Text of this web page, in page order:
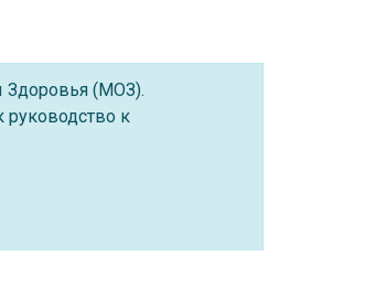
Здоровья (МОЗ).
руководство к